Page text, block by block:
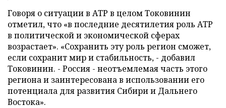
Говоря о ситуации в АТР в целом Токовинин
отметил, что «в последние десятилетия роль АТР
в политической и экономической сферах
возрастает». «Сохранить эту роль регион сможет,
если сохранит мир и стабильность, - добавил
Токовинин. - Россия - неотъемлемая часть этого
региона и заинтересована в использовании его
потенциала для развития Сибири и Дальнего
Востока».